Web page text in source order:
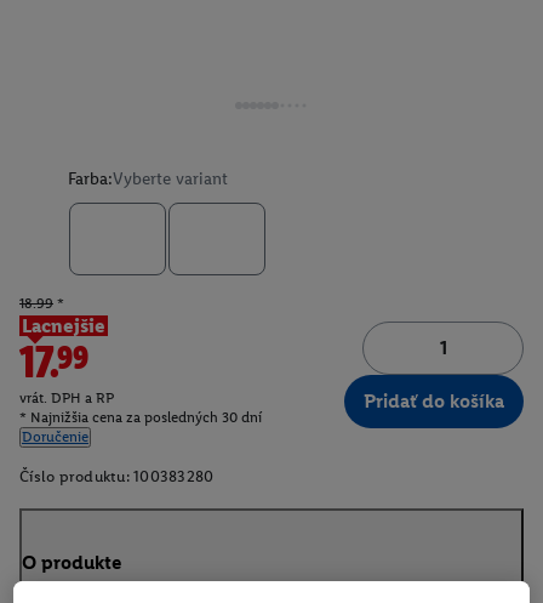
Farba:Vyberte variant
18.99 *
Lacnejšie
17.99
vrát. DPH a RP
* Najnižšia cena za posledných 30 dní
Doručenie
Pridať do košíka
Číslo produktu: 100383280
O produkte